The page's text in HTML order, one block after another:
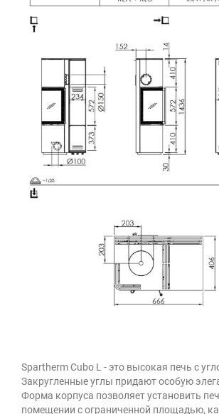
Spartherm Cubo L - это высокая печь с
Закругленные углы придают особую
Форма корпуса позволяет установить
помещении с ограниченной площадью,